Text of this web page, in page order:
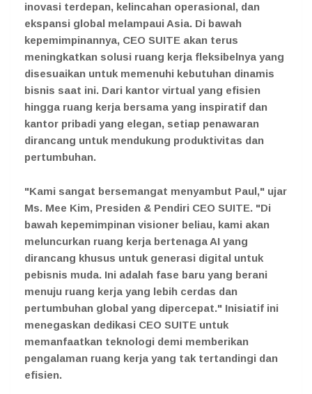
inovasi terdepan, kelincahan operasional, dan
ekspansi global melampaui Asia. Di bawah
kepemimpinannya, CEO SUITE akan terus
meningkatkan solusi ruang kerja fleksibelnya yang
disesuaikan untuk memenuhi kebutuhan dinamis
bisnis saat ini. Dari kantor virtual yang efisien
hingga ruang kerja bersama yang inspiratif dan
kantor pribadi yang elegan, setiap penawaran
dirancang untuk mendukung produktivitas dan
pertumbuhan.
"Kami sangat bersemangat menyambut Paul," ujar
Ms. Mee Kim, Presiden & Pendiri CEO SUITE. "Di
bawah kepemimpinan visioner beliau, kami akan
meluncurkan ruang kerja bertenaga AI yang
dirancang khusus untuk generasi digital untuk
pebisnis muda. Ini adalah fase baru yang berani
menuju ruang kerja yang lebih cerdas dan
pertumbuhan global yang dipercepat." Inisiatif ini
menegaskan dedikasi CEO SUITE untuk
memanfaatkan teknologi demi memberikan
pengalaman ruang kerja yang tak tertandingi dan
efisien.